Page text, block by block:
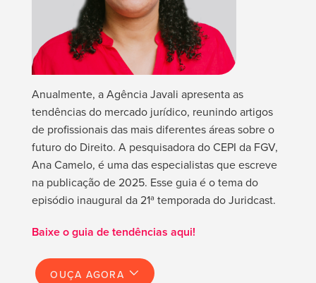
Anualmente, a Agência Javali apresenta as
tendências do mercado jurídico, reunindo artigos
de profissionais das mais diferentes áreas sobre o
futuro do Direito. A pesquisadora do CEPI da FGV,
Ana Camelo, é uma das especialistas que escreve
na publicação de 2025. Esse guia é o tema do
episódio inaugural da 21ª temporada do Juridcast.
Baixe o guia de tendências aqui!
OUÇA AGORA